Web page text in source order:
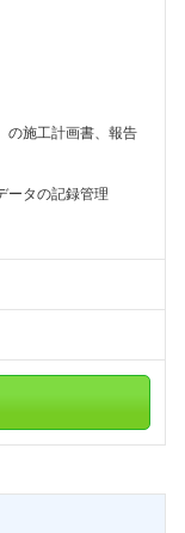
の施工計画書、報告
ータの記録管理